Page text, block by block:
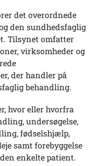
det overordnede
den sundhedsfaglig
Tilsynet omfatter
virksomheder og
der handler på
behandling.
hvor eller hvorfra
undersøgelse,
fødselshjælp,
samt forebyggelse
enkelte patient.